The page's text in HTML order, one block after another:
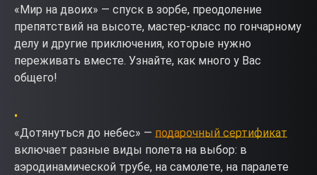
«Мир на двоих» — спуск в зорбе, преодоление
препятствий на высоте, мастер-класс по гончарному
делу и другие приключения, которые нужно
переживать вместе. Узнайте, как много у Вас
общего!
«Дотянуться до небес» — подарочный сертификат
включает разные виды полета на выбор: в
аэродинамической трубе, на самолете, на паралете